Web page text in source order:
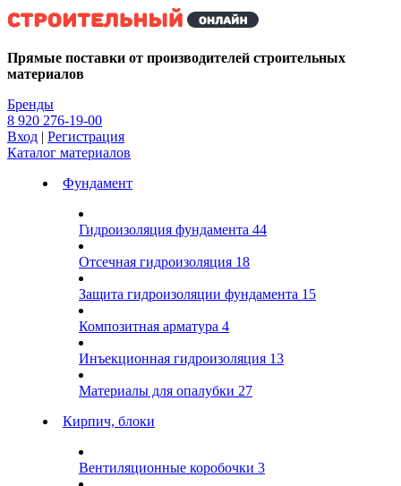
Kg
Прямые поставки от производителей строительных
материалов
Бренды
8 920 276-19-00
Вход | Регистрация
Каталог материалов
Фундамент
Гидроизоляция фундамента 44
Отсечная гидроизоляция 18
Защита гидроизоляции фундамента 15
Композитная арматура 4
Инъекционная гидроизоляция 13
Материалы для опалубки 27
Кирпич, блоки
Вентиляционные коробочки 3